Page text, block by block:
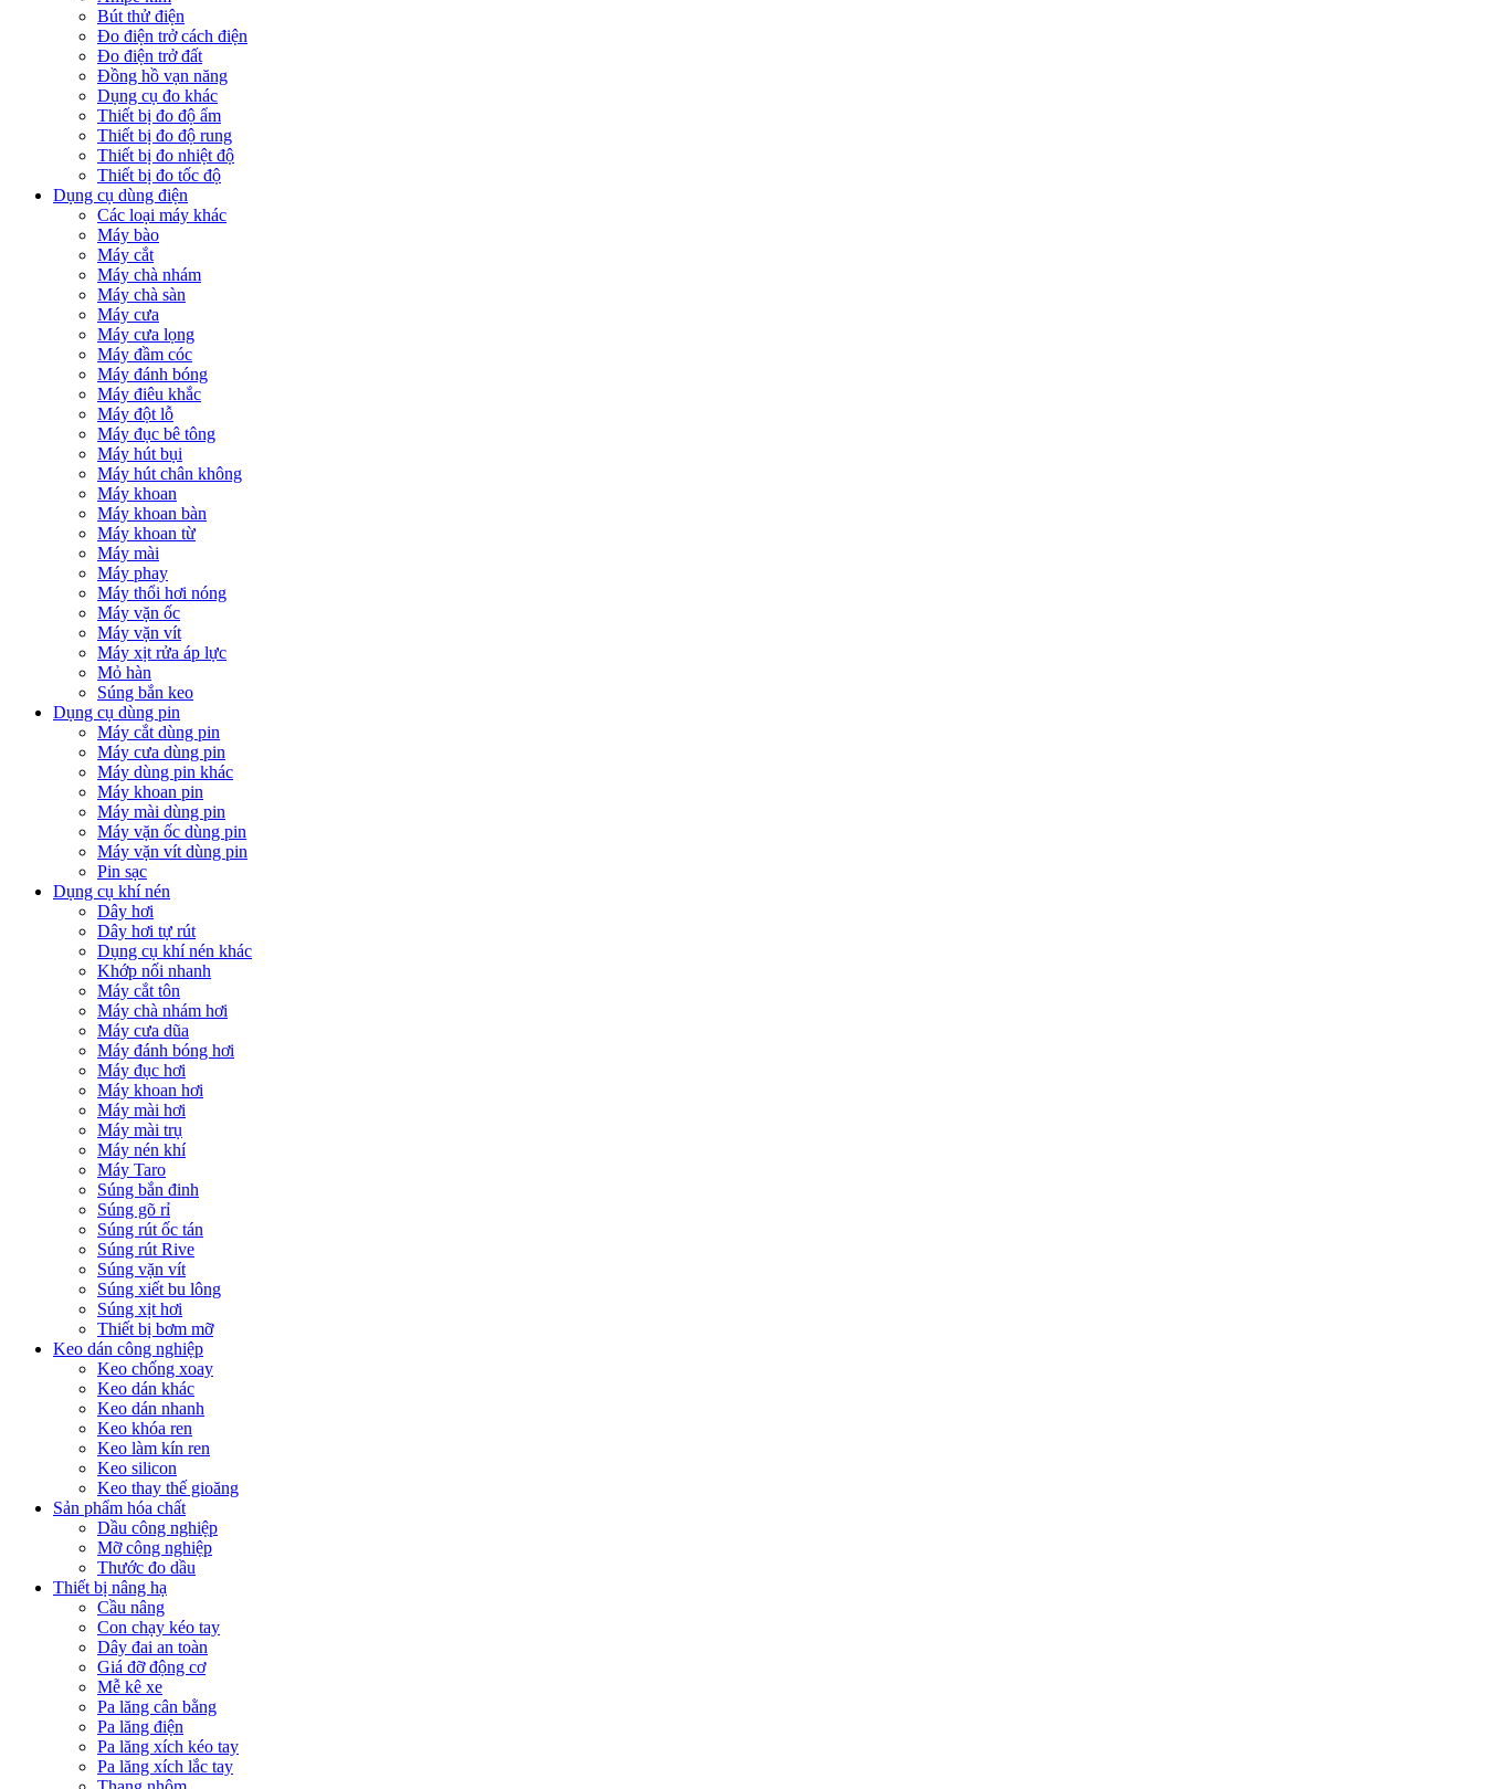
Bút thử điện
Đo điện trở cách điện
Đo điện trở đất
Đồng hồ vạn năng
Dụng cụ đo khác
Thiết bị đo độ ẩm
Thiết bị đo độ rung
Thiết bị đo nhiệt độ
Thiết bị đo tốc độ
Dụng cụ dùng điện
Các loại máy khác
Máy bào
Máy cắt
Máy chà nhám
Máy chà sàn
Máy cưa
Máy cưa lọng
Máy đầm cóc
Máy đánh bóng
Máy điêu khắc
Máy đột lỗ
Máy đục bê tông
Máy hút bụi
Máy hút chân không
Máy khoan
Máy khoan bàn
Máy khoan từ
Máy mài
Máy phay
Máy thổi hơi nóng
Máy vặn ốc
Máy vặn vít
Máy xịt rửa áp lực
Mỏ hàn
Súng bắn keo
Dụng cụ dùng pin
Máy cắt dùng pin
Máy cưa dùng pin
Máy dùng pin khác
Máy khoan pin
Máy mài dùng pin
Máy vặn ốc dùng pin
Máy vặn vít dùng pin
Pin sạc
Dụng cụ khí nén
Dây hơi
Dây hơi tự rút
Dụng cụ khí nén khác
Khớp nối nhanh
Máy cắt tôn
Máy chà nhám hơi
Máy cưa dũa
Máy đánh bóng hơi
Máy đục hơi
Máy khoan hơi
Máy mài hơi
Máy mài trụ
Máy nén khí
Máy Taro
Súng bắn đinh
Súng gõ rỉ
Súng rút ốc tán
Súng rút Rive
Súng vặn vít
Súng xiết bu lông
Súng xịt hơi
Thiết bị bơm mỡ
Keo dán công nghiệp
Keo chống xoay
Keo dán khác
Keo dán nhanh
Keo khóa ren
Keo làm kín ren
Keo silicon
Keo thay thế gioăng
Sản phẩm hóa chất
Dầu công nghiệp
Mỡ công nghiệp
Thước đo dầu
Thiết bị nâng hạ
Cầu nâng
Con chạy kéo tay
Dây đai an toàn
Giá đỡ động cơ
Mễ kê xe
Pa lăng cân bằng
Pa lăng điện
Pa lăng xích kéo tay
Pa lăng xích lắc tay